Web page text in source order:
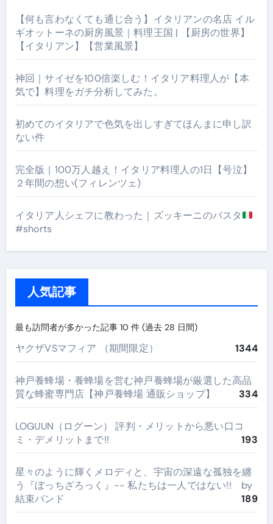
【何も言わなくても通じ合う】イタリアンの名店 イル
ギオットーネの厨房風景｜料理王国 | 【厨房の世界】
【イタリアン】【営業風景】
神回｜サイゼを100倍楽しむ！イタリア料理人が【本
気で】料理をガチ分析してみた。
初めてのイタリアで色気を出しすぎてほんまに申し訳
ない件
完全版｜100万人越え！イタリア料理人の1日【号泣】
２年間の想い(フィレンツェ)
イタリア人シェフに教わった｜ズッキーニのパスタ
#shorts
人気記事
最も訪問者が多かった記事 10 件 (過去 28 日間)
ヤクザVSマフィア （期間限定） 1344
神戸養蜂場・養蜂場を営む神戸養蜂場が厳選した高品
質な蜂蜜専門店【神戸養蜂場 通販ショップ】
334
LOGUUN（ログーン） 評判・メリットから悪い口コ
ミ・デメリットまで!!
193
星々のように輝くメロディと、宇宙の深遠な孤独を纏
う『ぼっちざろっく』-- 私たちは一人ではない!! by
結束バンド
189